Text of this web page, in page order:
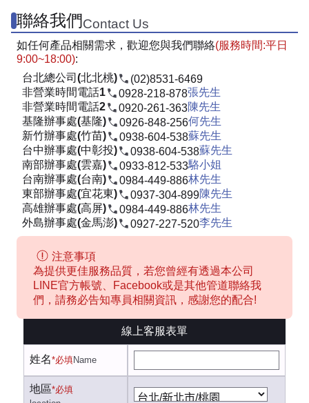
聯絡我們Contact Us
如任何產品相關需求，歡迎您與我們聯絡(服務時間:平日
9:00~18:00):
台北總公司(北北桃)
(02)8531-6469
非營業時間電話1
0928-218-878張先生
非營業時間電話2
0920-261-363陳先生
基隆辦事處(基隆)
0926-848-256何先生
新竹辦事處(竹苗)
0938-604-538蘇先生
台中辦事處(中彰投)
0938-604-538蘇先生
南部辦事處(雲嘉)
0933-812-533駱小姐
台南辦事處(台南)
0984-449-886林先生
東部辦事處(宜花東)
0937-304-899陳先生
高雄辦事處(高屏)
0984-449-886林先生
外島辦事處(金馬澎)
0927-227-520李先生
注意事項
為提供更佳服務品質，若您曾經有透過本公司
LINE官方帳號、Facebook或是其他管道聯絡我
們，請務必告知專員相關資訊，感謝您的配合!
線上客服表單
姓名*必填Name
地區*必填